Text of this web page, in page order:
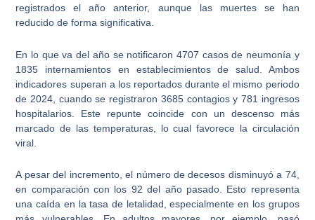
registrados el año anterior, aunque las muertes se han
reducido de forma significativa.
En lo que va del año se notificaron 4707 casos de neumonía y
1835 internamientos en establecimientos de salud . Ambos
indicadores superan a los reportados durante el mismo periodo
de 2024, cuando se registraron 3685 contagios y 781 ingresos
hospitalarios. Este repunte coincide con un descenso más
marcado de las temperaturas, lo cual favorece la circulación
viral.
A pesar del incremento, el número de decesos disminuyó a 74,
en comparación con los 92 del año pasado. Esto representa
una caída en la tasa de letalidad, especialmente en los grupos